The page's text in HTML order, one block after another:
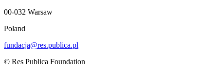
00-032 Warsaw
Poland
fundacja@res.publica.pl
© Res Publica Foundation